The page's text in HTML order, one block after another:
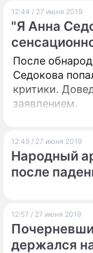
12:44 / 27 июня 2019
"Я Анна
После
Седокова
критики.
заявлением.
12:49 / 27 июня 2019
Народный
после
12:57 / 27 июня 2019
держался